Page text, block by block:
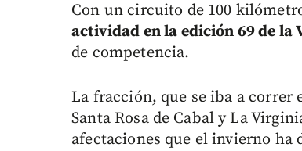
Con un circuito de 100
actividad en la edición 69 de la
de competencia.
La fracción, que se iba a correr
Santa Rosa de Cabal y La
afectaciones que el invierno ha